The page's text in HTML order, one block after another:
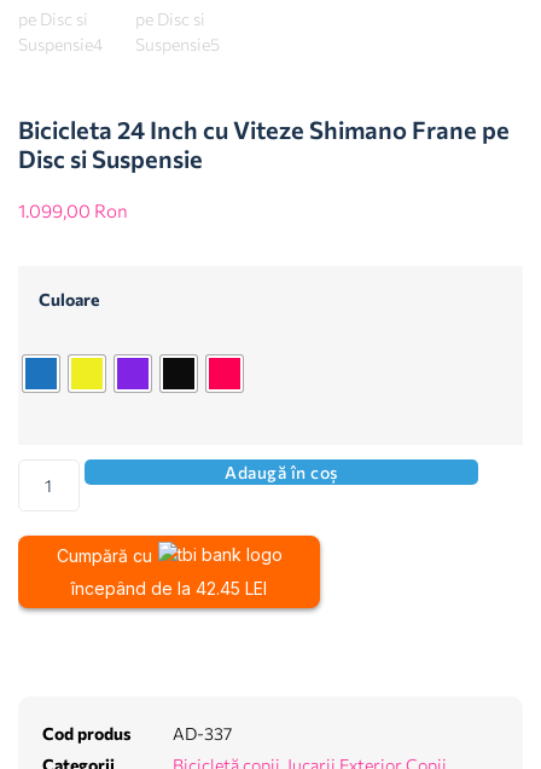
Bicicleta 24 Inch cu Viteze Shimano Frane pe
Disc si Suspensie
1.099,00 Ron
Culoare
Adaugă în coș
Cumpără cu
începând de la 42.45 LEI
Cod produs
AD-337